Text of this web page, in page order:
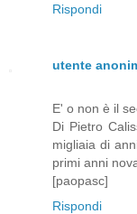
Rispondi
utente
E' o non è il
Di Pietro
migliaia di
primi anni
[paopasc]
Rispondi